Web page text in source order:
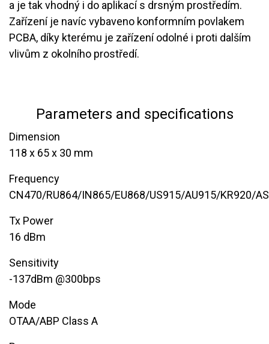
a je tak vhodný i do aplikací s drsným prostředím.
Zařízení je navíc vybaveno konformním povlakem
PCBA, díky kterému je zařízení odolné i proti dalším
vlivům z okolního prostředí.
Parameters and specifications
Dimension
118 x 65 x 30 mm
Frequency
CN470/RU864/IN865/EU868/US915/AU915/KR920/
Tx Power ​
16 dBm
Sensitivity
-137dBm @300bps
Mode​
OTAA/ABP Class A​